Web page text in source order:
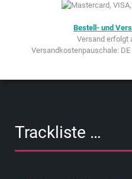
Trackliste …
Bestell- und
Versand erfolgt
Versandkostenpauschale: DE